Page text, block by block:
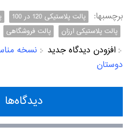
برچسبها:
پالت پلاستیکی 120 در 100
پالت پلاستیکی ارزان
پالت فروشگاهی
افزودن دیدگاه جدید نسخه
دوستان
دیدگاه‌ها